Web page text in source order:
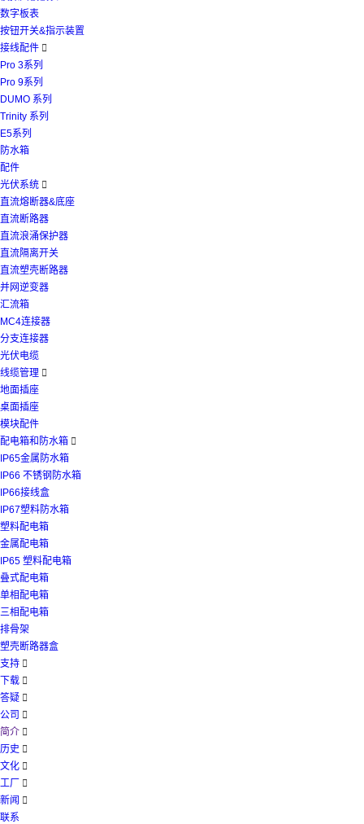
数字板表
按钮开关&指示装置
接线配件 
Pro 3系列
Pro 9系列
DUMO 系列
Trinity 系列
E5系列
防水箱
配件
光伏系统 
直流熔断器&底座
直流断路器
直流浪涌保护器
直流隔离开关
直流塑壳断路器
并网逆变器
汇流箱
MC4连接器
分支连接器
光伏电缆
线缆管理 
地面插座
桌面插座
模块配件
配电箱和防水箱 
IP65金属防水箱
IP66 不锈钢防水箱
IP66接线盒
IP67塑料防水箱
塑料配电箱
金属配电箱
IP65 塑料配电箱
叠式配电箱
单相配电箱
三相配电箱
排骨架
塑壳断路器盒
支持 
下载 
答疑 
公司 
简介 
历史 
文化 
工厂

新闻 
联系